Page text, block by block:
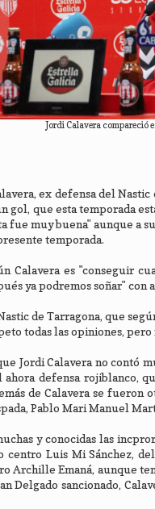
Jordi Calavera compareció
ex defensa del
gol, que esta temporada
muy buena" aunque a
temporada.
Calavera es "conseguir
ya podremos soñar"
de Tarragona, que
todas las opiniones,
Jordi Calavera no contó
defensa rojiblanco,
de Calavera se fueron
Pablo Mari Manuel
y conocidas las
centro Luis Mi Sánchez,
Archille Emaná, aunque
Delgado sancionado,